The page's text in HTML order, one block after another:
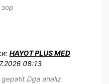
HAYOT PLUS MED
08:13
Dga analiz